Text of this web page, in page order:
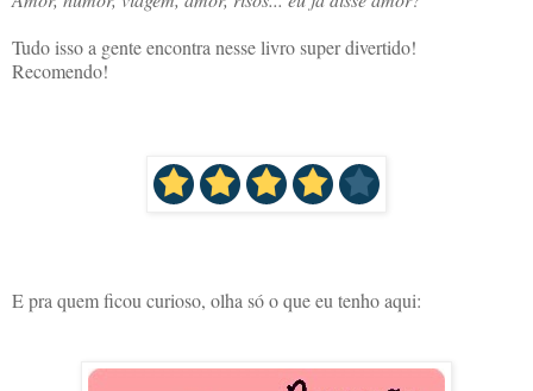
Tudo isso a gente encontra nesse livro super divertido!
Recomendo!
E pra quem ficou curioso, olha só o que eu tenho aqui: